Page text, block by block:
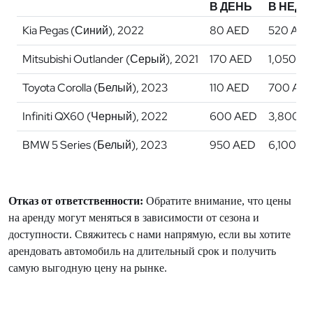
В ДЕНЬ
В
Kia Pegas (Синий), 2022
80 AED
520 AED
Mitsubishi Outlander (Серый), 2021
170 AED
1,050
Toyota Corolla (Белый), 2023
110 AED
700
Infiniti QX60 (Черный), 2022
600 AED
3,800
BMW 5 Series (Белый), 2023
950 AED 6,100
Отказ от ответственности: Обратите внимание, что цены
на аренду могут меняться в зависимости от сезона и
доступности. Свяжитесь с нами напрямую, если вы хотите
арендовать автомобиль на длительный срок и получить
самую выгодную цену на рынке.